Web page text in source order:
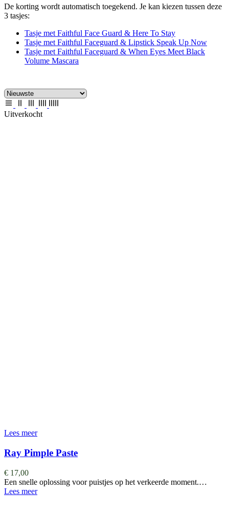
De korting wordt automatisch toegekend. Je kan kiezen tussen deze
3 tasjes:
Tasje met Faithful Face Guard & Here To Stay
Tasje met Faithful Faceguard & Lipstick Speak Up Now
Tasje met Faithful Faceguard & When Eyes Meet Black
Volume Mascara
Uitverkocht
Lees meer
Ray Pimple Paste
€ 17,00
Een snelle oplossing voor puistjes op het verkeerde moment.…
Lees meer